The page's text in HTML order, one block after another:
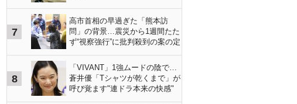
7
高市首相の早過ぎた「熊本訪
問」の背景…震災から1週間たた
ず“視察強行”に批判殺到の案の定
8
「VIVANT」1強ムードの陰で…
蒼井優「Tシャツが乾くまで」が
呼び覚ます"連ドラ本来の快感"